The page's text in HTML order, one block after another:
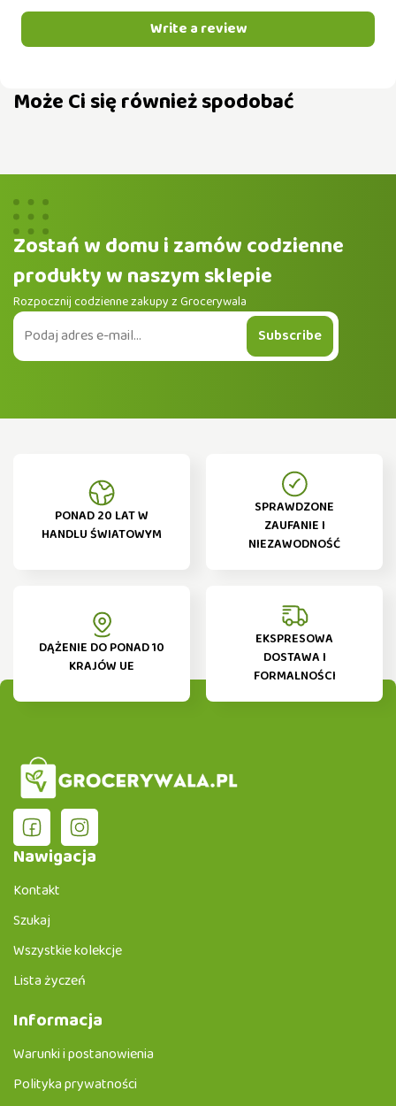
Write a review
Może Ci się również spodobać
Zostań w domu i zamów codzienne
produkty w naszym sklepie
Rozpocznij codzienne zakupy z Grocerywala
Subscribe
PONAD 20 LAT W
HANDLU ŚWIATOWYM
SPRAWDZONE
ZAUFANIE I
NIEZAWODNOŚĆ
DĄŻENIE DO PONAD 10
KRAJÓW UE
EKSPRESOWA
DOSTAWA I
FORMALNOŚCI
Nawigacja
Kontakt
Szukaj
Wszystkie kolekcje
Lista życzeń
Informacja
Warunki i postanowienia
Polityka prywatności